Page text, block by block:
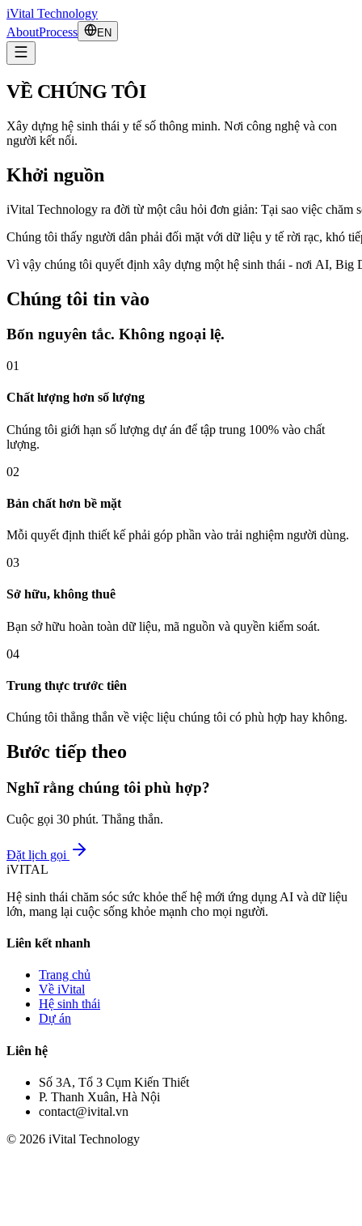
iVital Technology
AboutProcess EN
VỀ CHÚNG TÔI
Xây dựng hệ sinh thái y tế số thông minh. Nơi công nghệ và con
người kết nối.
Khởi nguồn
iVital Technology ra đời từ một câu hỏi đơn giản: Tại sao việc chăm
Chúng tôi thấy người dân phải đối mặt với dữ liệu y tế rời rạc, khó
Vì vậy chúng tôi quyết định xây dựng một hệ sinh thái - nơi AI, Big
Chúng tôi tin vào
Bốn nguyên tắc. Không ngoại lệ.
01
Chất lượng hơn số lượng
Chúng tôi giới hạn số lượng dự án để tập trung 100% vào chất
lượng.
02
Bản chất hơn bề mặt
Mỗi quyết định thiết kế phải góp phần vào trải nghiệm người dùng.
03
Sở hữu, không thuê
Bạn sở hữu hoàn toàn dữ liệu, mã nguồn và quyền kiểm soát.
04
Trung thực trước tiên
Chúng tôi thẳng thắn về việc liệu chúng tôi có phù hợp hay không.
Bước tiếp theo
Nghĩ rằng chúng tôi phù hợp?
Cuộc gọi 30 phút. Thẳng thắn.
Đặt lịch gọi
iVITAL
Hệ sinh thái chăm sóc sức khỏe thế hệ mới ứng dụng AI và dữ liệu
lớn, mang lại cuộc sống khỏe mạnh cho mọi người.
Liên kết nhanh
Trang chủ
Về iVital
Hệ sinh thái
Dự án
Liên hệ
Số 3A, Tổ 3 Cụm Kiến Thiết
P. Thanh Xuân, Hà Nội
contact@ivital.vn
© 2026 iVital Technology